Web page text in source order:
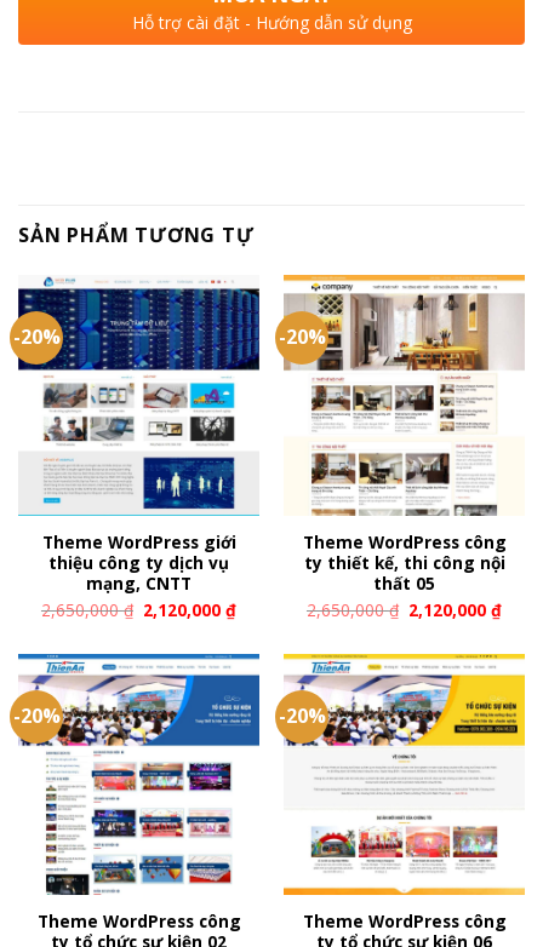
Hỗ trợ cài đặt - Hướng dẫn sử dụng
SẢN PHẨM TƯƠNG TỰ
-20%
Theme WordPress giới
thiệu công ty dịch vụ
mạng, CNTT
2,650,000₫ 2,120,000₫
-20%
Theme WordPress công
ty thiết kế, thi công nội
thất 05
2,650,000₫ 2,120,000₫
-20%
Theme WordPress công
ty tổ chức sự kiện 02
-20%
Theme WordPress công
ty tổ chức sự kiện 06